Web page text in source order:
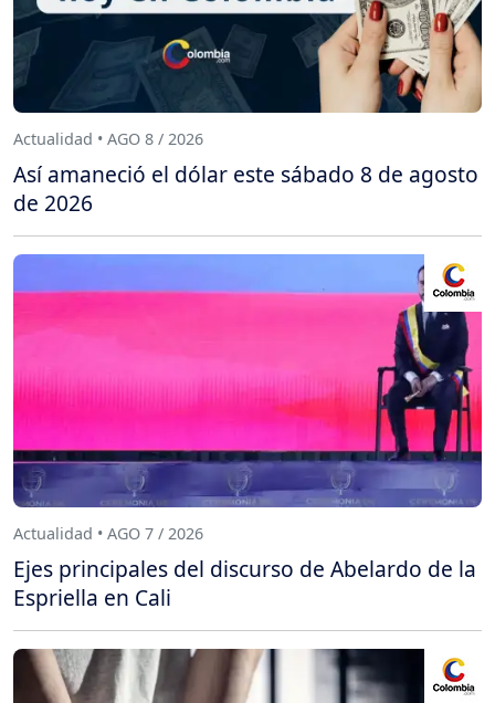
Actualidad • AGO 8 / 2026
Así amaneció el dólar este sábado 8 de agosto
de 2026
Actualidad • AGO 7 / 2026
Ejes principales del discurso de Abelardo de la
Espriella en Cali